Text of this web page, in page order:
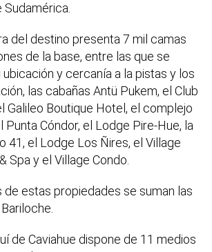
del destino presenta 7 mil camas
de la base, entre las que se
y cercanía a la pistas y los
las cabañas Antü Pukem, el Club
Galileo Boutique Hotel, el complejo
Punta Cóndor, el Lodge Pire-Hue, la
41, el Lodge Los Ñires, el Village
Spa y el Village Condo.
de estas propiedades se suman las
de Caviahue dispone de 11 medios